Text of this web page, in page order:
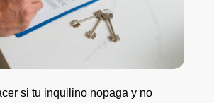
si tu inquilino nopaga y no